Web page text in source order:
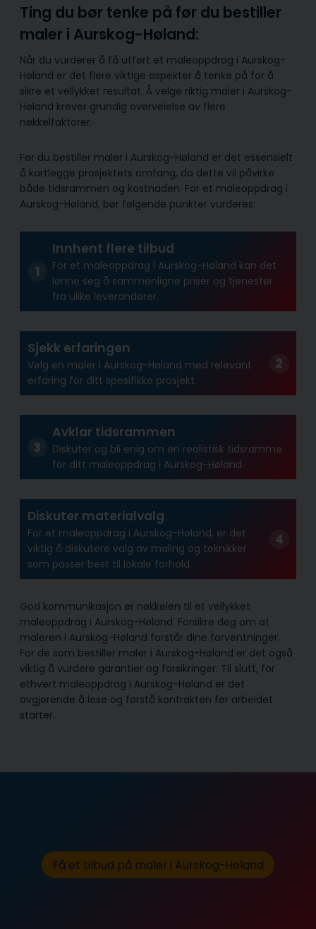
Ting du bør tenke på før du bestiller
maler i Aurskog-Høland:
Når du vurderer å få utført et maleoppdrag i Aurskog-
Høland er det flere viktige aspekter å tenke på for å
sikre et vellykket resultat. Å velge riktig maler i Aurskog-
Høland krever grundig overveielse av flere
nøkkelfaktorer.
Før du bestiller maler i Aurskog-Høland er det essensielt
å kartlegge prosjektets omfang, da dette vil påvirke
både tidsrammen og kostnaden. For et maleoppdrag i
Aurskog-Høland, bør følgende punkter vurderes:
Innhent flere tilbud
For et maleoppdrag i Aurskog-Høland kan det
lønne seg å sammenligne priser og tjenester
fra ulike leverandører.
Sjekk erfaringen
Velg en maler i Aurskog-Høland med relevant
erfaring for ditt spesifikke prosjekt.
Avklar tidsrammen
Diskuter og bli enig om en realistisk tidsramme
for ditt maleoppdrag i Aurskog-Høland.
Diskuter materialvalg
For et maleoppdrag i Aurskog-Høland, er det
viktig å diskutere valg av maling og teknikker
som passer best til lokale forhold.
God kommunikasjon er nøkkelen til et vellykket
maleoppdrag i Aurskog-Høland. Forsikre deg om at
maleren i Aurskog-Høland forstår dine forventninger.
For de som bestiller maler i Aurskog-Høland er det også
viktig å vurdere garantier og forsikringer. Til slutt, for
ethvert maleoppdrag i Aurskog-Høland er det
avgjørende å lese og forstå kontrakten før arbeidet
starter.
Få et tilbud på maler i Aurskog-Høland